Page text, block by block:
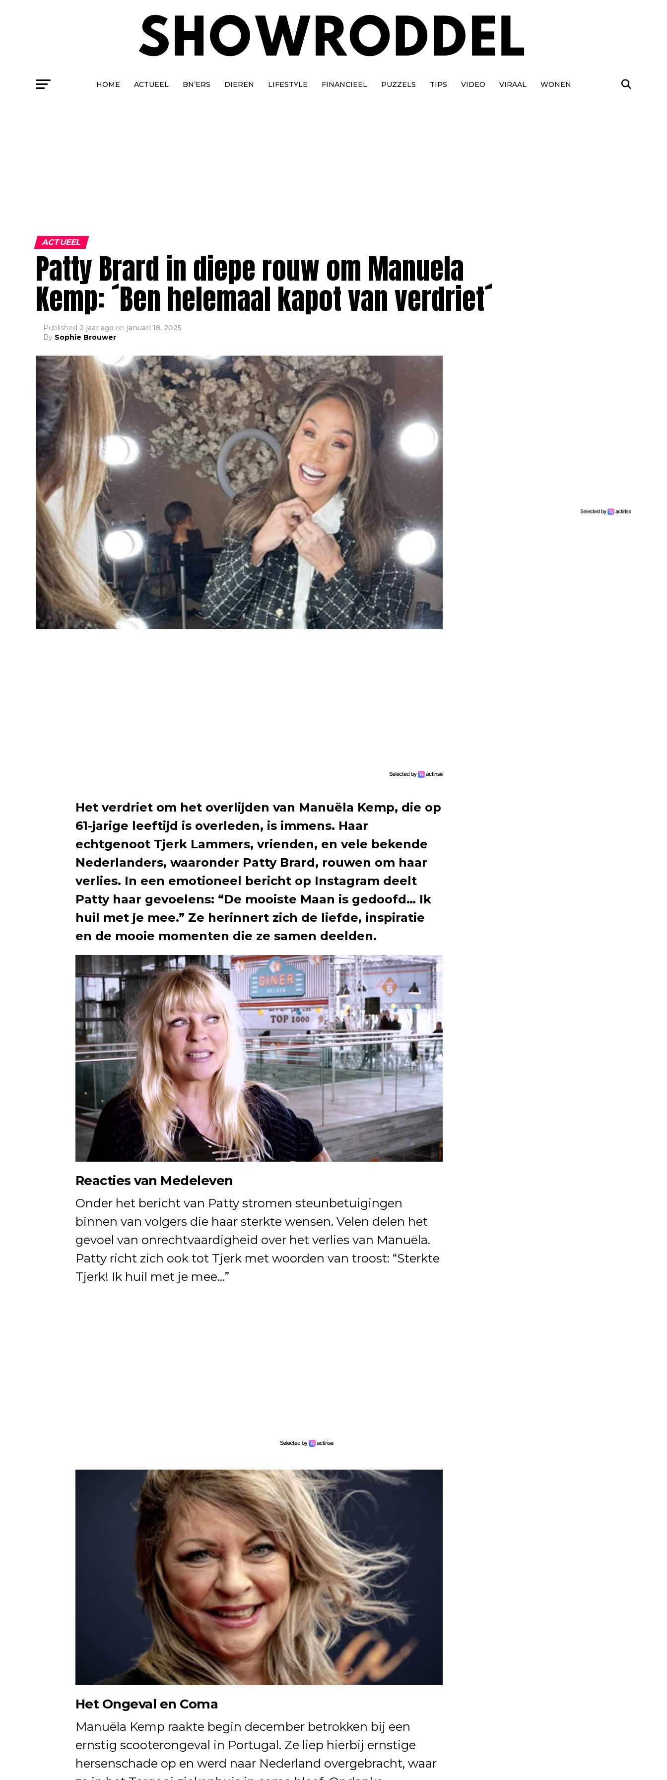
HOME ACTUEEL BN’ERS DIEREN LIFESTYLE FINANCIEEL PUZZELS TIPS VIDEO VIRAAL WONEN
ACTUEEL
Patty Brard in diepe rouw om Manuela
Kemp: ´Ben helemaal kapot van verdriet´
Published 2 jaar ago on januari 18, 2025
By Sophie Brouwer
Het verdriet om het overlijden van Manuëla Kemp, die op
61-jarige leeftijd is overleden, is immens. Haar
echtgenoot Tjerk Lammers, vrienden, en vele bekende
Nederlanders, waaronder Patty Brard, rouwen om haar
verlies. In een emotioneel bericht op Instagram deelt
Patty haar gevoelens: “De mooiste Maan is gedoofd… Ik
huil met je mee.” Ze herinnert zich de liefde, inspiratie
en de mooie momenten die ze samen deelden.
Reacties van Medeleven
Onder het bericht van Patty stromen steunbetuigingen
binnen van volgers die haar sterkte wensen. Velen delen het
gevoel van onrechtvaardigheid over het verlies van Manuëla.
Patty richt zich ook tot Tjerk met woorden van troost: “Sterkte
Tjerk! Ik huil met je mee…”
Het Ongeval en Coma
Manuëla Kemp raakte begin december betrokken bij een
ernstig scooterongeval in Portugal. Ze liep hierbij ernstige
hersenschade op en werd naar Nederland overgebracht, waar